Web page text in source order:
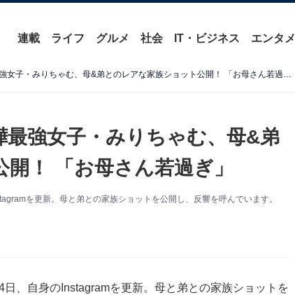
連載 ライフ グルメ 社会 IT・ビジネス エンタメ
「弟さんそっくり」口喧嘩最強女子・みりちゃむ、母&弟とのレアな家族ショット公開！ 「お母さん若過ぎ」
最強女子・みりちゃむ、母&弟
！ 「お母さん若過ぎ」
を更新。母と弟との家族ショットを公開し、反響を呼んでいます。
、自身のInstagramを更新。母と弟との家族ショットを